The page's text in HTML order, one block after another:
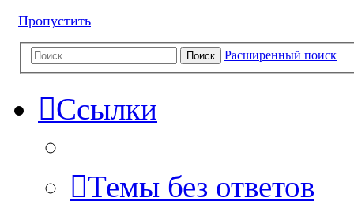
Пропустить
Поиск Расширенный поиск
Ссылки
Темы без ответов